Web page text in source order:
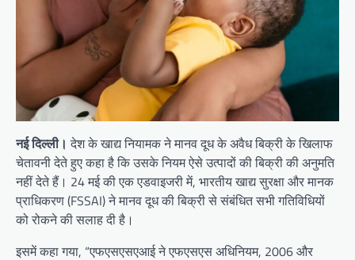
नई दिल्ली। देश के खाद्य नियामक ने मानव दूध के अवैध बिक्री के खिलाफ
चेतावनी देते हुए कहा है कि उसके नियम ऐसे उत्पादों की बिक्री की अनुमति
नहीं देते हैं। 24 मई की एक एडवाइजरी में, भारतीय खाद्य सुरक्षा और मानक
प्राधिकरण (FSSAI) ने मानव दूध की बिक्री से संबंधित सभी गतिविधियों
को रोकने की सलाह दी है।
इसमें कहा गया, “एफएसएसएआई ने एफएसएस अधिनियम, 2006 और